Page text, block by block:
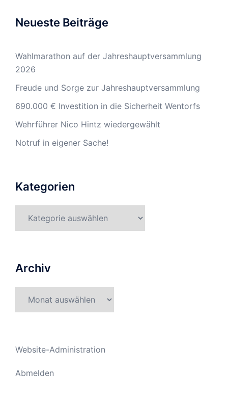
Neueste Beiträge
Wahlmarathon auf der Jahreshauptversammlung
2026
Freude und Sorge zur Jahreshauptversammlung
690.000 € Investition in die Sicherheit Wentorfs
Wehrführer Nico Hintz wiedergewählt
Notruf in eigener Sache!
Kategorien
Archiv
Website-Administration
Abmelden